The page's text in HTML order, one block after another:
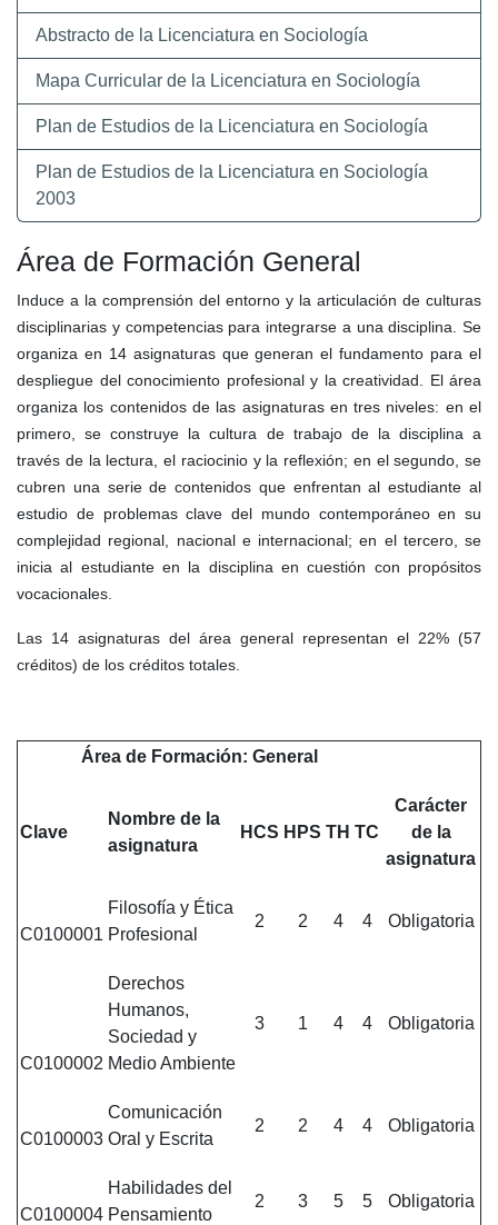
Abstracto de la Licenciatura en Sociología
Mapa Curricular de la Licenciatura en Sociología
Plan de Estudios de la Licenciatura en Sociología
Plan de Estudios de la Licenciatura en Sociología
2003
Área de Formación General
Induce a la comprensión del entorno y la articulación de culturas
disciplinarias y competencias para integrarse a una disciplina. Se
organiza en 14 asignaturas que generan el fundamento para el
despliegue del conocimiento profesional y la creatividad. El área
organiza los contenidos de las asignaturas en tres niveles: en el
primero, se construye la cultura de trabajo de la disciplina a
través de la lectura, el raciocinio y la reflexión; en el segundo, se
cubren una serie de contenidos que enfrentan al estudiante al
estudio de problemas clave del mundo contemporáneo en su
complejidad regional, nacional e internacional; en el tercero, se
inicia al estudiante en la disciplina en cuestión con propósitos
vocacionales.
Las 14 asignaturas del área general representan el 22% (57
créditos) de los créditos totales.
Área de Formación: General
Clave
Nombre de la
asignatura
HCS HPS TH TC
Carácter
de la
asignatura
C0100001
Filosofía y Ética
Profesional
2 2 4 4 Obligatoria
C0100002
Derechos
Humanos,
Sociedad y
Medio Ambiente
3 1 4 4 Obligatoria
C0100003
Comunicación
Oral y Escrita
2 2 4 4 Obligatoria
C0100004
Habilidades del
Pensamiento
2 3 5 5 Obligatoria